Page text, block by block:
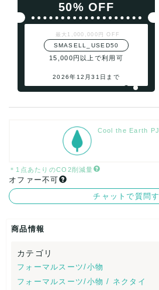
50% OFF
最大1,000,000円 OFF
SMASELL_USED50
15,000円以上で利用可
2026年12月31日まで
Cool the Earth
＊1点あたりのCO2削減量
オファー不可
チャットで質問
商品情報
カテゴリ
フォーマルスーツ/小物
フォーマルスーツ/小物 / ネクタイ